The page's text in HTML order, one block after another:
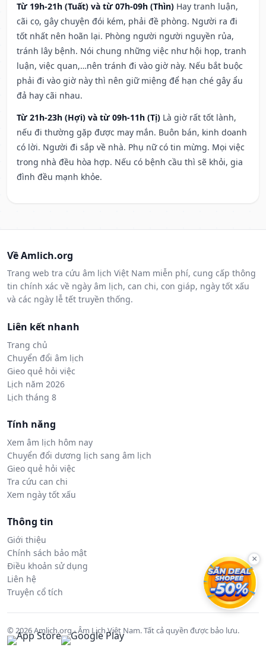
Từ 19h-21h (Tuất) và từ 07h-09h (Thìn) Hay tranh luận,
cãi cọ, gây chuyện đói kém, phải đề phòng. Người ra đi
tốt nhất nên hoãn lại. Phòng người người nguyền rủa,
tránh lây bệnh. Nói chung những việc như hội họp, tranh
luận, việc quan,…nên tránh đi vào giờ này. Nếu bắt buộc
phải đi vào giờ này thì nên giữ miệng để hạn ché gây ẩu
đả hay cãi nhau.
Từ 21h-23h (Hợi) và từ 09h-11h (Tị) Là giờ rất tốt lành,
nếu đi thường gặp được may mắn. Buôn bán, kinh doanh
có lời. Người đi sắp về nhà. Phụ nữ có tin mừng. Mọi việc
trong nhà đều hòa hợp. Nếu có bệnh cầu thì sẽ khỏi, gia
đình đều mạnh khỏe.
Về Amlich.org
Trang web tra cứu âm lịch Việt Nam miễn phí, cung cấp thông
tin chính xác về ngày âm lịch, can chi, con giáp, ngày tốt xấu
và các ngày lễ tết truyền thống.
Liên kết nhanh
Trang chủ
Chuyển đổi âm lịch
Gieo quẻ hỏi việc
Lịch năm 2026
Lịch tháng 8
Tính năng
Xem âm lịch hôm nay
Chuyển đổi dương lịch sang âm lịch
Gieo quẻ hỏi việc
Tra cứu can chi
Xem ngày tốt xấu
Thông tin
Giới thiệu
Chính sách bảo mật
Điều khoản sử dụng
Liên hệ
Truyện cổ tích
© 2026 Amlich.org - Âm Lịch Việt Nam. Tất cả quyền được bảo lưu.
×